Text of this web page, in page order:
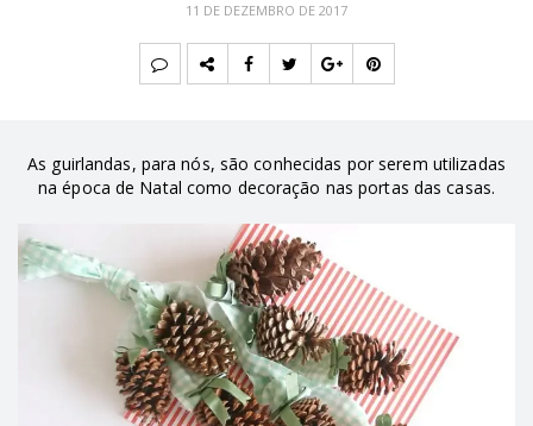
11 DE DEZEMBRO DE 2017
As guirlandas, para nós, sãoconhecidas por serem utilizadas
na época de Natal como decoração nas portas das casas.